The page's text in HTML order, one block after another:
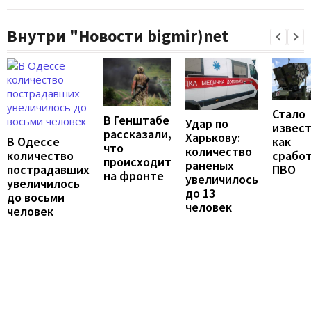
Внутри "Новости bigmir)net
В Одессе
количество
пострадавших
увеличилось
до восьми
человек
В Генштабе
рассказали,
что
происходит
на фронте
Удар по
Харькову:
количество
раненых
увеличилось
до 13
человек
Стало
как
ПВО